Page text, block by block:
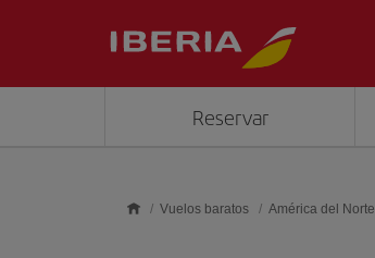
Reservar
Vuelos baratos América del Norte